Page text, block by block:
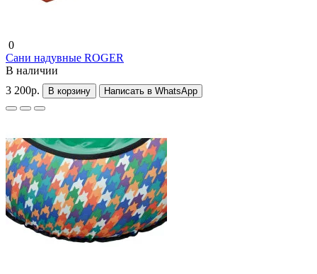
0
Сани надувные ROGER
В наличии
3 200р.
В корзину Написать в WhatsApp